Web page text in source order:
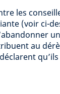
les
(voir ci-
au